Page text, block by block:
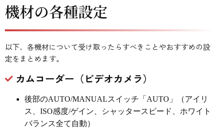
機材の各種設定
以下、各機材について受け取ったらすべきことやおすすめの設
定をまとめます。
カムコーダー（ビデオカメラ）
後部のAUTO/MANUALスイッチ「AUTO」（アイリ
ス、ISO感度/ゲイン、シャッタースピード、ホワイト
バランス全て自動）